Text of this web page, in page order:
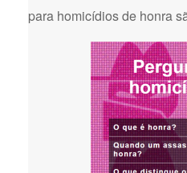
para homicídios de honra